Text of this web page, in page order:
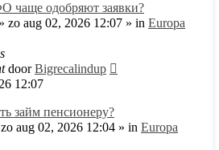
чаще одобряют заявки?
» zo aug 02, 2026 12:07 » in Europa
doorBigrecalindup
12:07
займ пенсионеру?
zo aug 02, 2026 12:04 » in Europa